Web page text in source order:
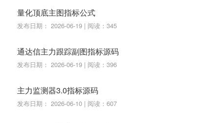
量化顶底主图指标公式
发布日期： 2026-06-19 | 阅读：345
通达信主力跟踪副图指标源码
发布日期： 2026-06-19 | 阅读：396
主力监测器3.0指标源码
发布日期： 2026-06-10 | 阅读：607